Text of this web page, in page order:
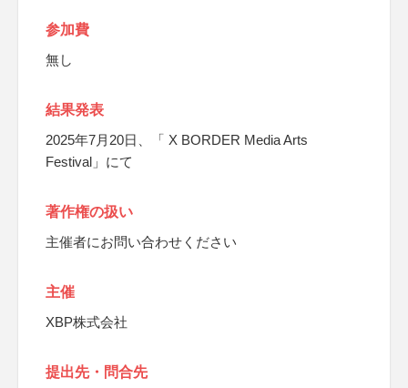
参加費
無し
結果発表
2025年7月20日、「 X BORDER Media Arts
Festival」にて
著作権の扱い
主催者にお問い合わせください
主催
XBP株式会社
提出先・問合先